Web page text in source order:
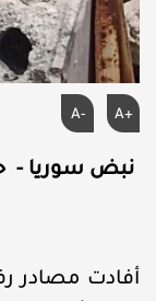
A+
A-
نبض سوريا -
أفادت مصادر